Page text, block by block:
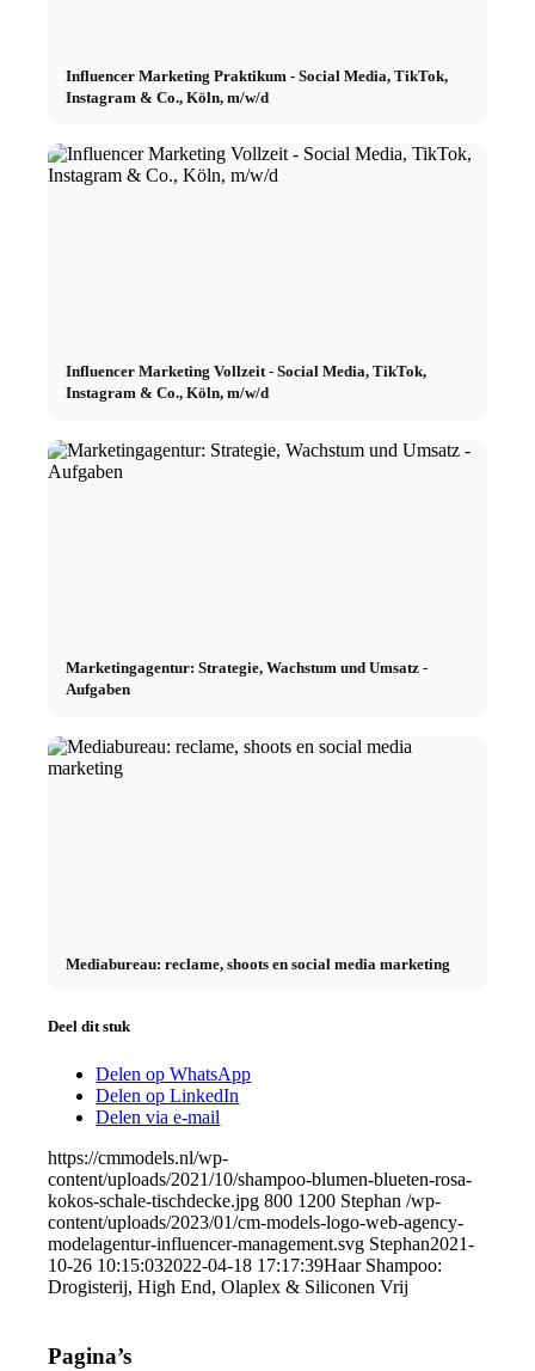
Influencer Marketing Praktikum - Social Media, TikTok,
Instagram & Co., Köln, m/w/d
Influencer Marketing Vollzeit - Social Media, TikTok,
Instagram & Co., Köln, m/w/d
Marketingagentur: Strategie, Wachstum und Umsatz -
Aufgaben
Mediabureau: reclame, shoots en social media marketing
Deel dit stuk
Delen op WhatsApp
Delen op LinkedIn
Delen via e-mail
https://cmmodels.nl/wp-
content/uploads/2021/10/shampoo-blumen-blueten-rosa-
kokos-schale-tischdecke.jpg 800 1200 Stephan /wp-
content/uploads/2023/01/cm-models-logo-web-agency-
modelagentur-influencer-management.svg Stephan2021-
10-26 10:15:032022-04-18 17:17:39Haar Shampoo:
Drogisterij, High End, Olaplex & Siliconen Vrij
Pagina’s